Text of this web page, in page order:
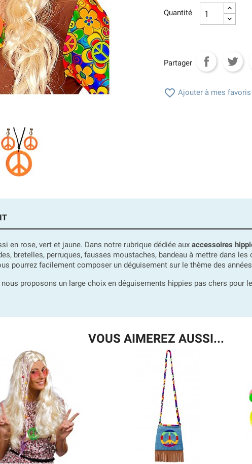
Quantité
Partager
 Ajouter à mes favoris
en rose, vert et jaune. Dans notre rubrique dédiée aux accessoires
bretelles, perruques, fausses moustaches, bandeau à mettre dans
pourrez facilement composer un déguisement sur le thème des
nous proposons un large choix en déguisements hippies pas chers
VOUS AIMEREZ AUSSI...